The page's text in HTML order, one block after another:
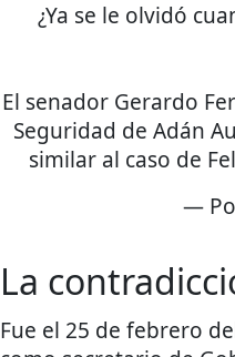
¿Ya se le olvidó
El senador Gerardo
Seguridad de Adán
similar al caso de
—
La
Fue el 25 de febrero